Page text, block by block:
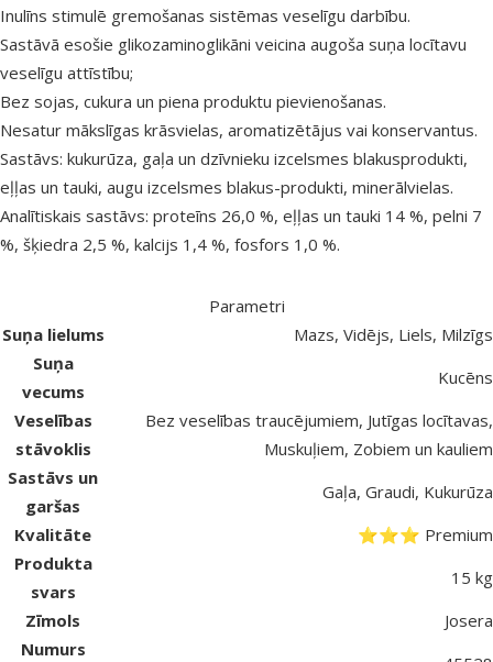
Inulīns stimulē gremošanas sistēmas veselīgu darbību.
Sastāvā esošie glikozaminoglikāni veicina augoša suņa locītavu
veselīgu attīstību;
Bez sojas, cukura un piena produktu pievienošanas.
Nesatur mākslīgas krāsvielas, aromatizētājus vai konservantus.
Sastāvs: kukurūza, gaļa un dzīvnieku izcelsmes blakusprodukti,
eļļas un tauki, augu izcelsmes blakus-produkti, minerālvielas.
Analītiskais sastāvs: proteīns 26,0 %, eļļas un tauki 14 %, pelni 7
%, šķiedra 2,5 %, kalcijs 1,4 %, fosfors 1,0 %.
Parametri
Suņa lielums
Mazs, Vidējs, Liels, Milzīgs
Suņa
vecums
Kucēns
Veselības
stāvoklis
Bez veselības traucējumiem, Jutīgas locītavas,
Muskuļiem, Zobiem un kauliem
Sastāvs un
garšas
Gaļa, Graudi, Kukurūza
Kvalitāte
⭐⭐⭐ Premium
Produkta
svars
15 kg
Zīmols
Josera
Numurs